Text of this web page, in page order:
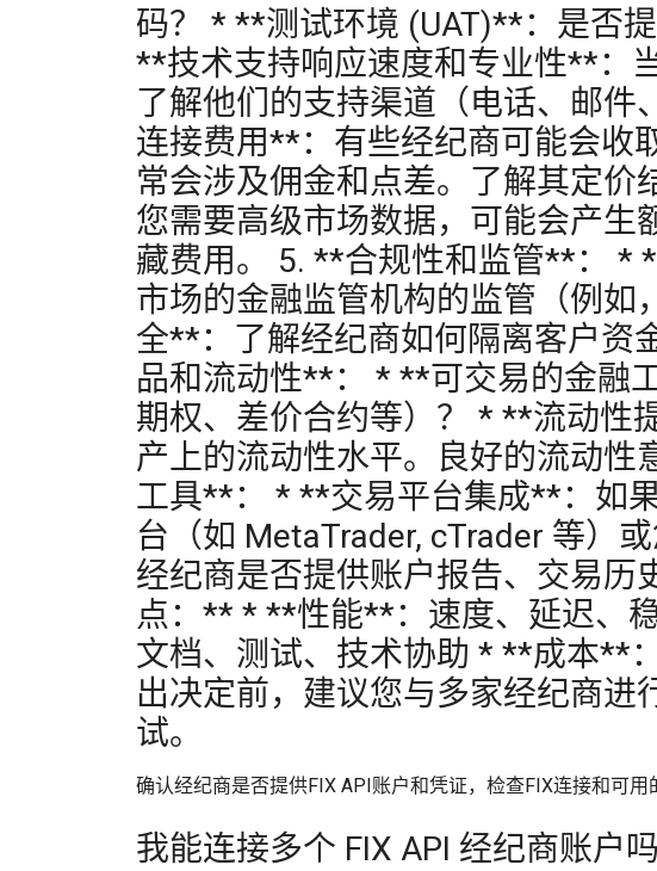
码？ * **测试环境 (UAT)**：是否
**技术支持响应速度和专业性**：
了解他们的支持渠道（电话、邮
连接费用**：有些经纪商可能会收
常会涉及佣金和点差。了解其定
您需要高级市场数据，可能会产
藏费用。 5. **合规性和监管**： *
市场的金融监管机构的监管（例如
全**：了解经纪商如何隔离客户资
品和流动性**： * **可交易的金融
期权、差价合约等）？ * **流动性
产上的流动性水平。良好的流动性
工具**： * **交易平台集成**：如
台（如 MetaTrader, cTrader 等）
经纪商是否提供账户报告、交易
点：** * **性能**：速度、延迟、
文档、测试、技术协助 * **成本**
出决定前，建议您与多家经纪商进
试。
确认经纪商是否提供FIX API账户和凭证，检查FIX连接和可
我能连接多个 FIX API 经纪商账户吗